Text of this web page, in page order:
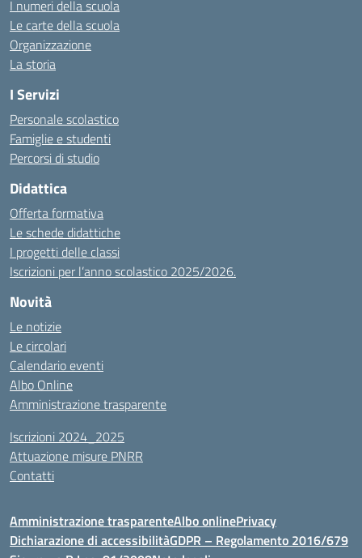
I numeri della scuola
Le carte della scuola
Organizzazione
La storia
I Servizi
Personale scolastico
Famiglie e studenti
Percorsi di studio
Didattica
Offerta formativa
Le schede didattiche
I progetti delle classi
Iscrizioni per l’anno scolastico 2025/2026.
Novità
Le notizie
Le circolari
Calendario eventi
Albo Online
Amministrazione trasparente
Iscrizioni 2024_2025
Attuazione misure PNRR
Contatti
Amministrazione trasparenteAlbo onlinePrivacy
Dichiarazione di accessibilitàGDPR – Regolamento 2016/679